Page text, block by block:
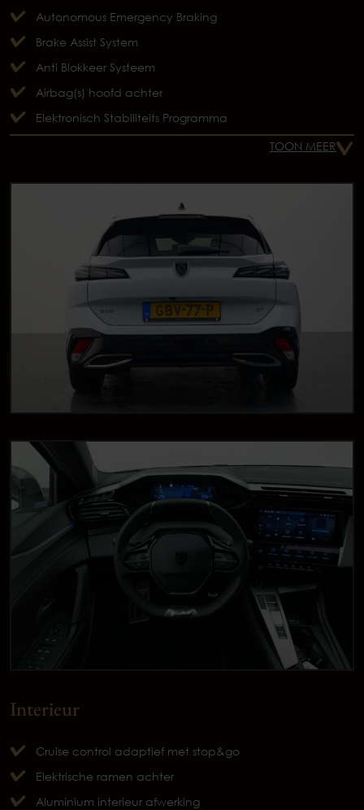
Autonomous Emergency Braking
Brake Assist System
Anti Blokkeer Systeem
Airbag(s) hoofd achter
Elektronisch Stabiliteits Programma
TOON MEER
Interieur
Cruise control adaptief met stop&go
Elektrische ramen achter
Aluminium interieur afwerking